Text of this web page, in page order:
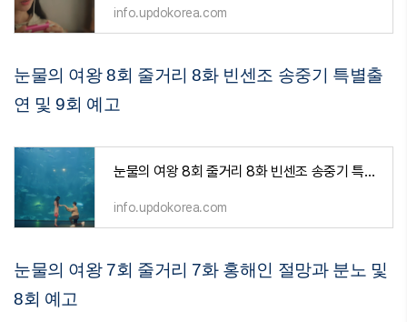
info.updokorea.com
눈물의 여왕 8회 줄거리 8화 빈센조 송중기 특별출
연 및 9회 예고
눈물의 여왕 8회 줄거리 8화 빈센조 송중기 특별출연 및 9회 예고
info.updokorea.com
눈물의 여왕 7회 줄거리 7화 홍해인 절망과 분노 및
8회 예고